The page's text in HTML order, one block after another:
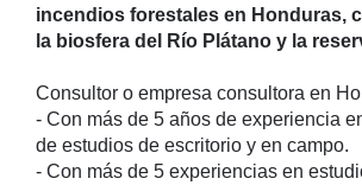
incendios forestales en Honduras,
la biosfera del Río Plátano y la
Consultor o empresa consultora en
- Con más de 5 años de experiencia
de estudios de escritorio y en campo.
- Con más de 5 experiencias en